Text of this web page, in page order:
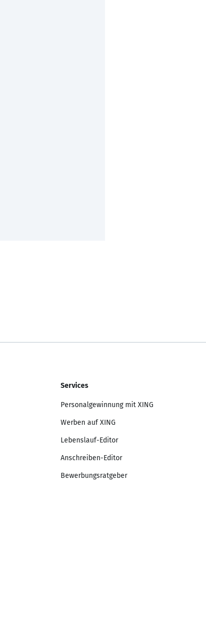
Services
Personalgewinnung mit XING
Werben auf XING
Lebenslauf-Editor
Anschreiben-Editor
Bewerbungsratgeber